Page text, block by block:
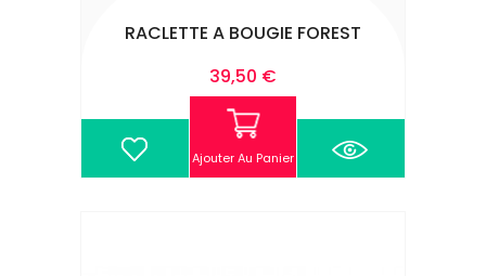
RACLETTE A BOUGIE FOREST
Prix
39,50 €
Ajouter Au Panier